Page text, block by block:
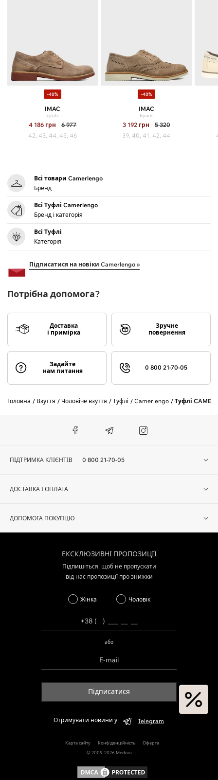
-40%
IMAC
Дербі
4 186 грн
6 977
42, 43, 44, 45, 46
-40%
IMAC
Броги
3 192 грн
5 320
39, 40, 41, 42, 44
Всі товари Camerlengo
Бренд
Всі Туфлі Camerlengo
Бренд і категорія
Всі Туфлі
Категорія
Підписатися на новіки Camerlengo »
Потрібна допомога?
Доставка
і примірка
Зручне
повернення
Задайте
нам питання
0 800 21-70-05
Головна Взуття Чоловіче взуття Туфлі Camerlengo Туфлі
ПІДТРИМКА КЛІЄНТІВ 0 800 21-70-05
ДОСТАВКА І ОПЛАТА
ДОПОМОГА ПОКУПЦЮ
ЕКСКЛЮЗИВНІ ПРОПОЗИЦІЇ
Підпишіться, щоб не пропускати
від нас пропозиції про знижки
Жінка Чоловік
або
Підписатися
Отримувати новини у Telegram
Карта сайту Конфіденційність
Оферта
© 2009-2026 Modoza